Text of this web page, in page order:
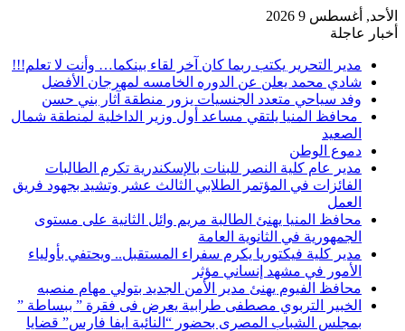
الأحد, أغسطس 9 2026
أخبار عاجلة
مدير التحرير يكتب ربما كان آخر لقاء بينكما… وأنت لا تعلم!!!
شادي محمد يعلن عن الدوره الخامسه لمهرجان الأفضل
وفد سياحي متعدد الجنسيات يزور منطقة آثار بني حسن
محافظ المنيا يلتقي مساعد أول وزير الداخلية لمنطقة شمال
الصعيد
دموع الوطن
مدير عام كلية النصر للبنات بالإسكندرية تكرم الطالبات
الفائزات في المؤتمر الطلابي الثالث عشر وتشيد بجهود فريق
العمل
محافظ المنيا يهنئ الطالبة مريم وائل الثانية على مستوى
الجمهورية في الثانوية العامة
مدير كلية فيكتوريا يكرم سفراء المستقبل.. ويحتفي بأولياء
الأمور في مشهد إنساني مؤثر
محافظ الفيوم يهنئ مدير الأمن الجديد بتولي مهام منصبه
الخبير التربوي مصطفى طرابية يعرض فى فقرة ” ببساطة ”
بمجلس الشباب المصرى بحضور “النائبة ايفا فارس” قضايا